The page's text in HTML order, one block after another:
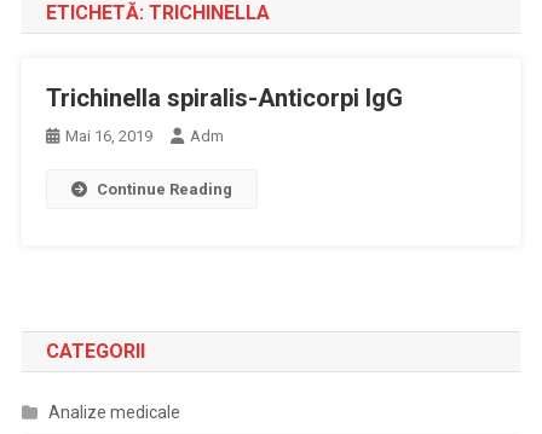
ETICHETĂ: TRICHINELLA
Trichinella spiralis-Anticorpi IgG
Mai 16, 2019 Adm
Continue Reading
CATEGORII
Analize medicale